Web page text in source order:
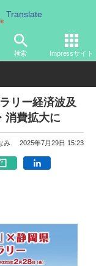
Translate
検索 Impressサイト
リー経済波及
消費拡大に
み 2025年7月29日 15:23